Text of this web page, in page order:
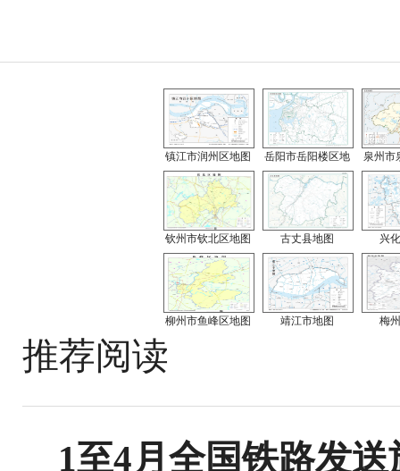
镇江市润州区地图 岳阳市岳阳楼区地 泉州市
钦州市钦北区地图 古丈县地图 兴
柳州市鱼峰区地图 靖江市地图 梅
推荐阅读
1至4月全国铁路发